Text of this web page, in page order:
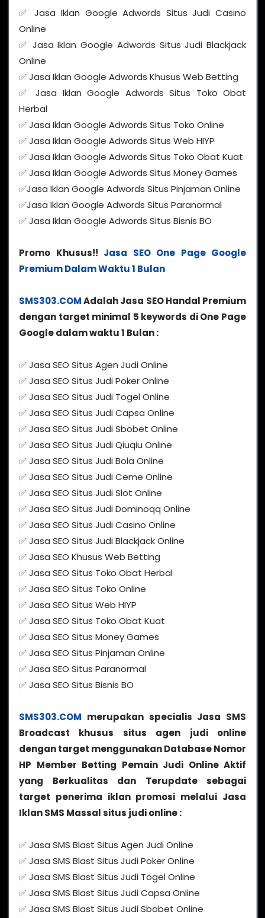
✅ Jasa Iklan Google Adwords Situs Judi Casino
Online
✅ Jasa Iklan Google Adwords Situs Judi Blackjack
Online
✅ Jasa Iklan Google Adwords Khusus Web Betting
✅ Jasa Iklan Google Adwords Situs Toko Obat
Herbal
✅ Jasa Iklan Google Adwords Situs Toko Online
✅ Jasa Iklan Google Adwords Situs Web HIYP
✅ Jasa Iklan Google Adwords Situs Toko Obat Kuat
✅ Jasa Iklan Google Adwords Situs Money Games
✅Jasa Iklan Google Adwords Situs Pinjaman Online
✅Jasa Iklan Google Adwords Situs Paranormal
✅ Jasa Iklan Google Adwords Situs Bisnis BO
Promo Khusus!! Jasa SEO One Page Google
Premium Dalam Waktu 1 Bulan
SMS303.COMAdalah Jasa SEO Handal Premium
dengan target minimal 5 keywords di One Page
Google dalam waktu 1 Bulan :
✅ Jasa SEO Situs Agen Judi Online
✅ Jasa SEO Situs Judi Poker Online
✅ Jasa SEO Situs Judi Togel Online
✅ Jasa SEO Situs Judi Capsa Online
✅ Jasa SEO Situs Judi Sbobet Online
✅ Jasa SEO Situs Judi Qiuqiu Online
✅ Jasa SEO Situs Judi Bola Online
✅ Jasa SEO Situs Judi Ceme Online
✅ Jasa SEO Situs Judi Slot Online
✅ Jasa SEO Situs Judi Dominoqq Online
✅ Jasa SEO Situs Judi Casino Online
✅ Jasa SEO Situs Judi Blackjack Online
✅ Jasa SEO Khusus Web Betting
✅ Jasa SEO Situs Toko Obat Herbal
✅ Jasa SEO Situs Toko Online
✅ Jasa SEO Situs Web HIYP
✅ Jasa SEO Situs Toko Obat Kuat
✅ Jasa SEO Situs Money Games
✅ Jasa SEO Situs Pinjaman Online
✅ Jasa SEO Situs Paranormal
✅ Jasa SEO Situs Bisnis BO
SMS303.COM merupakan specialis Jasa SMS
Broadcast khusus situs agen judi online
dengan target menggunakan Database Nomor
HP Member Betting Pemain Judi Online Aktif
yang Berkualitas dan Terupdate sebagai
target penerima iklan promosi melalui Jasa
Iklan SMS Massal situs judi online :
✅ Jasa SMS Blast Situs Agen Judi Online
✅ Jasa SMS Blast Situs Judi Poker Online
✅ Jasa SMS Blast Situs Judi Togel Online
✅ Jasa SMS Blast Situs Judi Capsa Online
✅ Jasa SMS Blast Situs Judi Sbobet Online